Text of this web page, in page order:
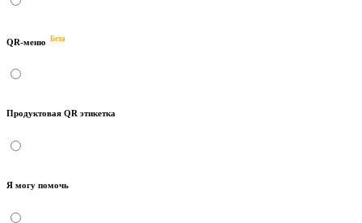
QR-меню Бета
Продуктовая QR этикетка
Я могу помочь